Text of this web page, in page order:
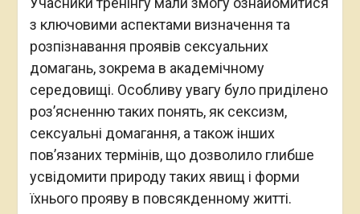
з ключовими аспектами визначення та
розпізнавання проявів сексуальних
домагань, зокрема в академічному
середовищі. Особливу увагу було приділено
роз’ясненню таких понять, як сексизм,
сексуальні домагання, а також інших
пов’язаних термінів, що дозволило глибше
усвідомити природу таких явищ і форми
їхнього прояву в повсякденному житті.